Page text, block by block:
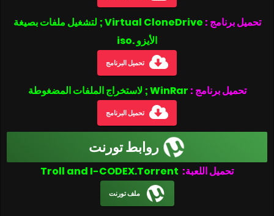
تحميل برنامج :
Virtual CloneDrive ; لتشغيل ملفات بصيغة
الأيزو .iso
تحميل البرنامج
تحميل برنامج : WinRar ; لاستخراج الملفات المضغوطة
تحميل البرنامج
روابط تورنت
تحميل اللعبة:
ملف تورنت